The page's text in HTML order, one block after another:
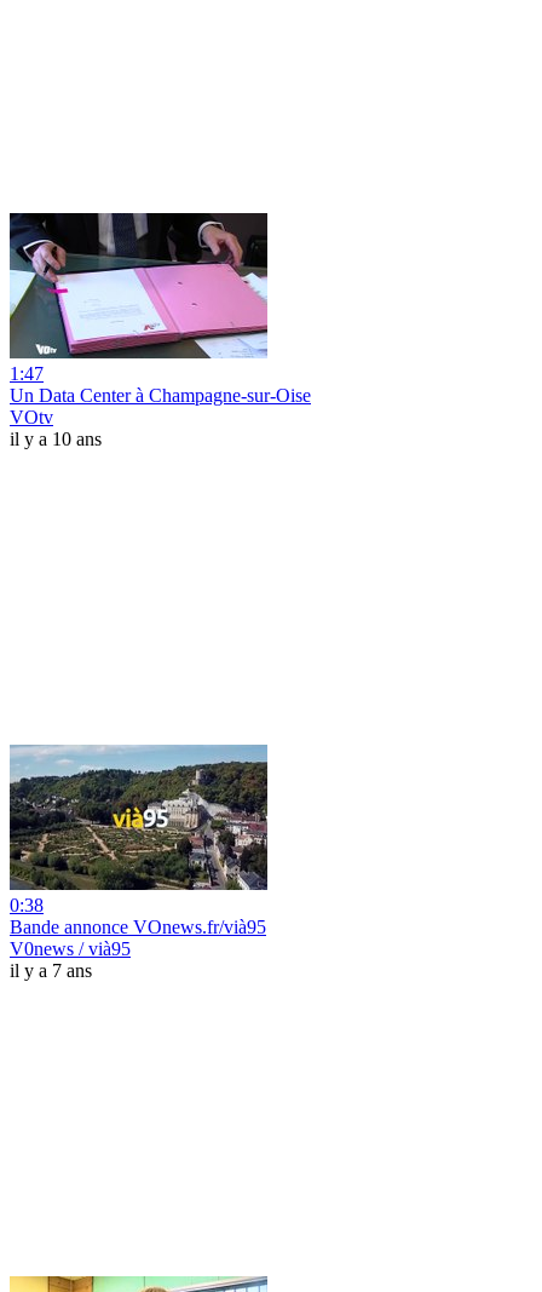
1:47
Un Data Center à Champagne-sur-Oise
VOtv
il y a 10 ans
0:38
Bande annonce VOnews.fr/vià95
V0news / vià95
il y a 7 ans